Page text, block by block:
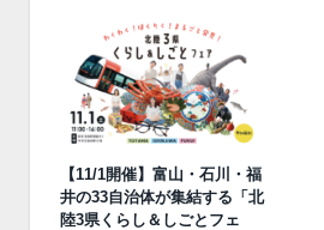
【11/1開催】富山・石川・福
井の33自治体が集結する「北
陸3県くらし＆しごとフェ